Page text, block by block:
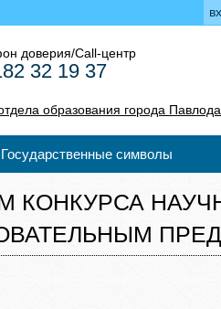
доверия/Call-центр
32 19 37
образования города
Государственные символы
КОНКУРСА